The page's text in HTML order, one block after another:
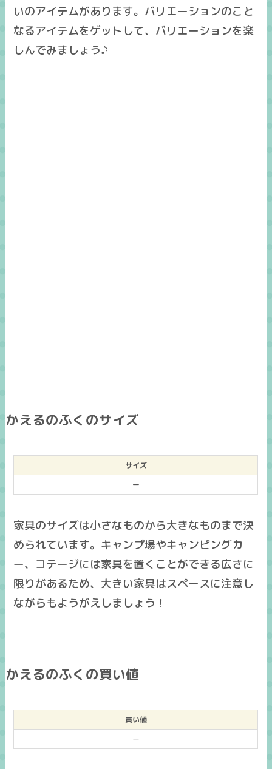
いのアイテムがあります。バリエーションのこと
なるアイテムをゲットして、バリエーションを楽
しんでみましょう♪
かえるのふくのサイズ
サイズ
ー
家具のサイズは小さなものから大きなものまで決
められています。キャンプ場やキャンピングカ
ー、コテージには家具を置くことができる広さに
限りがあるため、大きい家具はスペースに注意し
ながらもようがえしましょう！
かえるのふくの買い値
買い値
ー